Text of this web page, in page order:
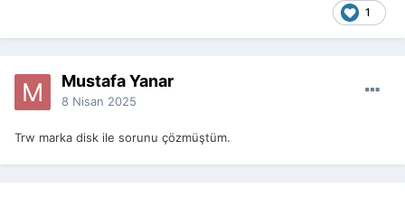
1
Mustafa Yanar
8 Nisan 2025
Trw marka disk ile sorunu çözmüştüm.